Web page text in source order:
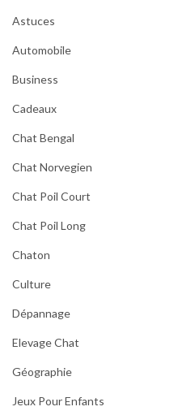
Astuces
Automobile
Business
Cadeaux
Chat Bengal
Chat Norvegien
Chat Poil Court
Chat Poil Long
Chaton
Culture
Dépannage
Elevage Chat
Géographie
Jeux Pour Enfants